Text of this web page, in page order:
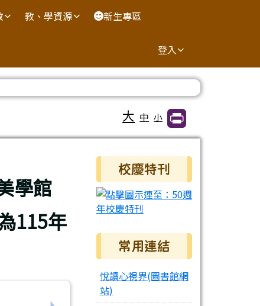
教、學資源 新生專區
登入
大 中 小
學館
115年
右邊區域內容
校慶特刊
常用連結
悅讀心視界(圖書館網
站)